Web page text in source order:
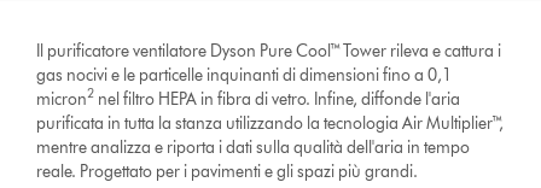
Il purificatore ventilatore Dyson Pure Cool™ Tower rileva e cattura i
gas nocivi e le particelle inquinanti di dimensioni fino a 0,1
micron2 nel filtro HEPA in fibra di vetro. Infine, diffonde l'aria
purificata in tutta la stanza utilizzando la tecnologia Air Multiplier™,
mentre analizza e riporta i dati sulla qualità dell'aria in tempo
reale. Progettato per i pavimenti e gli spazi più grandi.